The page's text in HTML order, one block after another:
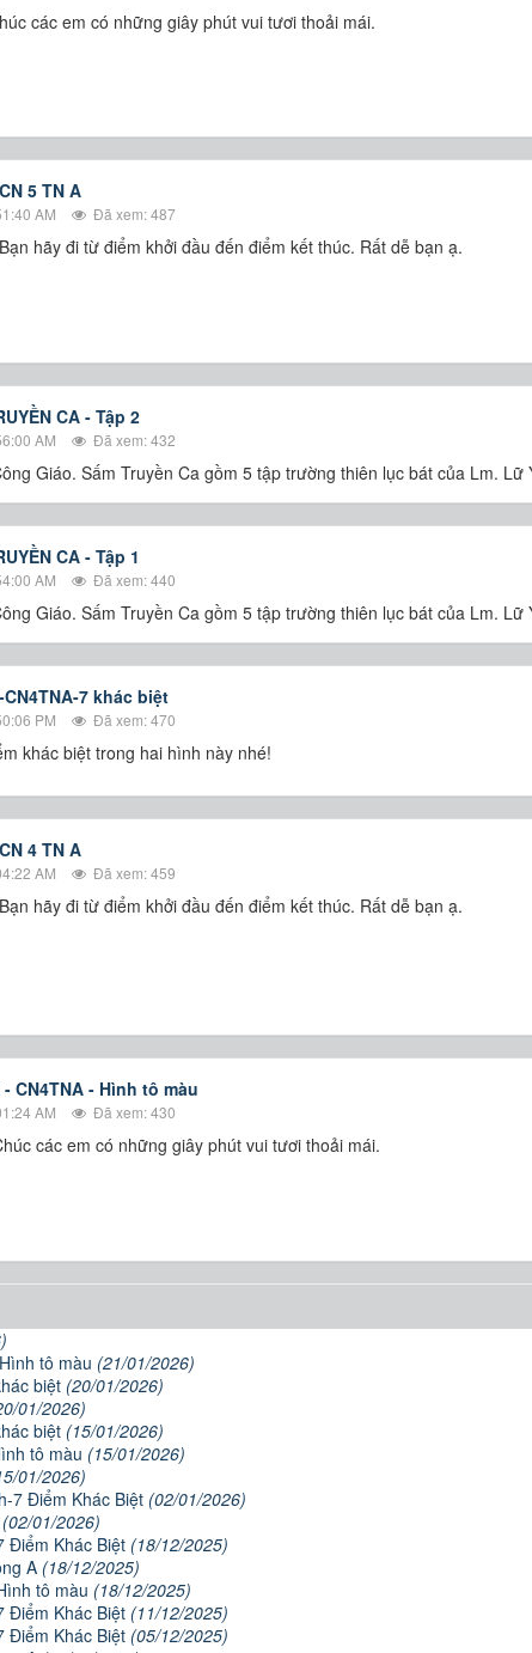
các em có những giây phút vui tươi thoải mái.
5 TN A
AM Đã xem: 487
hãy đi từ điểm khởi đầu đến điểm kết thúc. Rất dễ bạn ạ.
CA - Tập 2
AM Đã xem: 432
Giáo. Sấm Truyền Ca gồm 5 tập trường thiên lục bát của Lm.
CA - Tập 1
AM Đã xem: 440
Giáo. Sấm Truyền Ca gồm 5 tập trường thiên lục bát của Lm.
7 khác biệt
PM Đã xem: 470
khác biệt trong hai hình này nhé!
4 TN A
AM Đã xem: 459
hãy đi từ điểm khởi đầu đến điểm kết thúc. Rất dễ bạn ạ.
CN4TNA - Hình tô màu
AM Đã xem: 430
các em có những giây phút vui tươi thoải mái.
tô màu (21/01/2026)
biệt (20/01/2026)
01/2026)
biệt (15/01/2026)
tô màu (15/01/2026)
01/2026)
7 Điểm Khác Biệt (02/01/2026)
(02/01/2026)
Điểm Khác Biệt (18/12/2025)
A (18/12/2025)
tô màu (18/12/2025)
Điểm Khác Biệt (11/12/2025)
Điểm Khác Biệt (05/12/2025)